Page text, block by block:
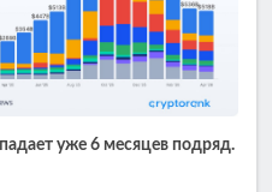
уже 6 месяцев подряд.